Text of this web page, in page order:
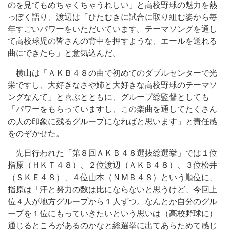
のを見てもめちゃくちゃうれしい」と高校野球の魅力を熱
っぽく語り、渡辺は「ひたむきに試合に取り組む姿から毎
年すごいパワーをいただいています。テーマソングを通し
て高校球児の皆さんの背中を押すような、エールを送れる
曲にできたら」と意気込んだ。
横山は「ＡＫＢ４８の曲で初めてのダブルセンターで光
栄ですし、大好きなさや姉と大好きな高校野球のテーマソ
ングなんて」と喜ぶとともに、グループ総監督としても
「パワーをもらっていますし、この楽曲を通してたくさん
の人の印象に残るグループになればと思います」と責任感
をのぞかせた。
先日行われた「第８回ＡＫＢ４８選抜総選挙」では１位
指原（ＨＫＴ４８）、２位渡辺（ＡＫＢ４８）、３位松井
（ＳＫＥ４８）、４位山本（ＮＭＢ４８）という順位に、
指原は「汗と努力の数は比にならないと思うけど、今回上
位４人が地方グループから１人ずつ。なんとか自分のグル
ープを１位にもっていきたいという思いは（高校野球に）
通じるところがあるのかなと総選挙に出てあらためて感じ